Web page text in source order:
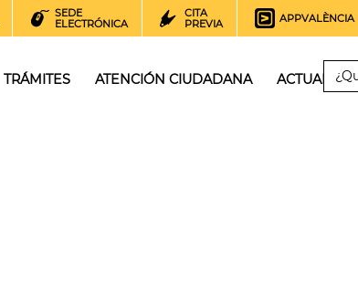
SEDE
ELECTRÓNICA
CITA
PREVIA
APPVALÈNCIA
TRÁMITES ATENCIÓN CIUDADANA